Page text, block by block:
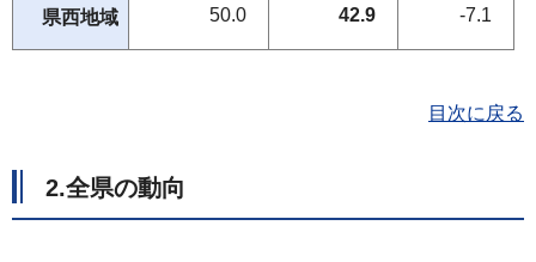
県西地域 50.0 42.9 -7.1
目次に戻る
2.全県の動向